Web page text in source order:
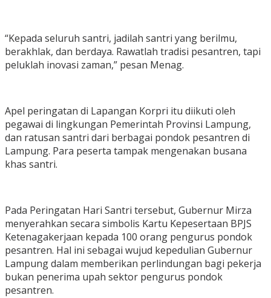
“Kepada seluruh santri, jadilah santri yang berilmu,
berakhlak, dan berdaya. Rawatlah tradisi pesantren, tapi
peluklah inovasi zaman,” pesan Menag.
Apel peringatan di Lapangan Korpri itu diikuti oleh
pegawai di lingkungan Pemerintah Provinsi Lampung,
dan ratusan santri dari berbagai pondok pesantren di
Lampung. Para peserta tampak mengenakan busana
khas santri.
Pada Peringatan Hari Santri tersebut, Gubernur Mirza
menyerahkan secara simbolis Kartu Kepesertaan BPJS
Ketenagakerjaan kepada 100 orang pengurus pondok
pesantren. Hal ini sebagai wujud kepedulian Gubernur
Lampung dalam memberikan perlindungan bagi pekerja
bukan penerima upah sektor pengurus pondok
pesantren.